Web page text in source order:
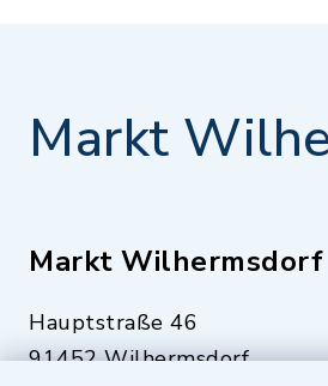
Markt
Markt Wilhermsdorf
Hauptstraße 46
91452 Wilhermsdorf